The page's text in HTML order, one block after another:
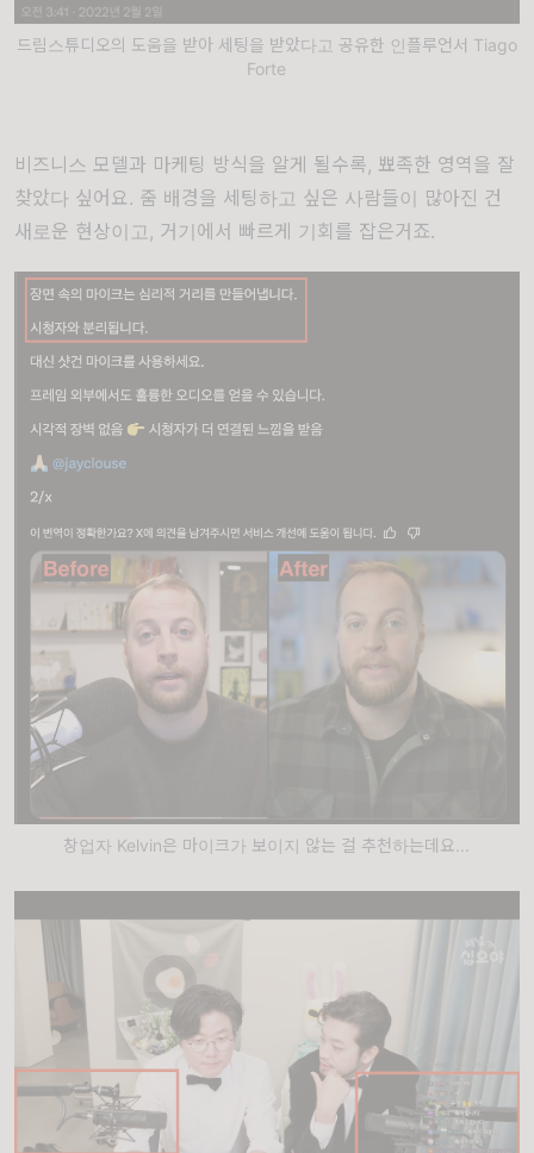
드림스튜디오의 도움을 받아 세팅을 받았다고 공유한 인플루언서 Tiago
Forte
비즈니스 모델과 마케팅 방식을 알게 될수록, 뾰족한 영역을 잘
찾았다 싶어요. 줌 배경을 세팅하고 싶은 사람들이 많아진 건
새로운 현상이고, 거기에서 빠르게 기회를 잡은거죠.
창업자 Kelvin은 마이크가 보이지 않는 걸 추천하는데요...